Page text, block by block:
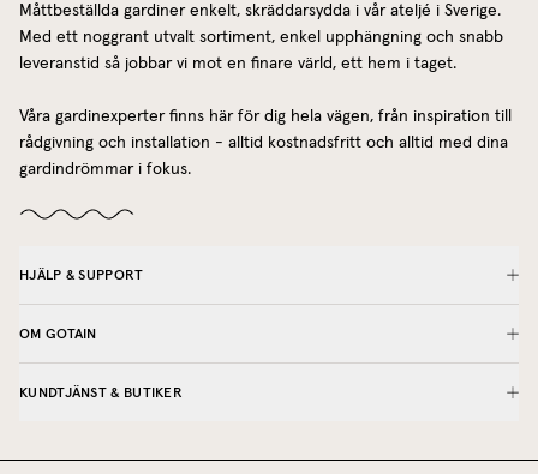
Måttbeställda gardiner enkelt, skräddarsydda i vår ateljé i Sverige.
Med ett noggrant utvalt sortiment, enkel upphängning och snabb
leveranstid så jobbar vi mot en finare värld, ett hem i taget.
Våra gardinexperter finns här för dig hela vägen, från inspiration till
rådgivning och installation - alltid kostnadsfritt och alltid med dina
gardindrömmar i fokus.
HJÄLP & SUPPORT
OM GOTAIN
KUNDTJÄNST & BUTIKER